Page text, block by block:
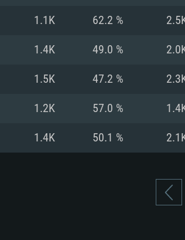
Nvidia GeForce
suporte Metal.
Network:
Disco: 60,2 GB
AMD (Radeon
Vulkan.
Network:
Disco: 60,2 GB
1.1K 62.2 %
1.4K 49.0 %
1.5K 47.2 %
1.2K 57.0 %
1.4K 50.1 %